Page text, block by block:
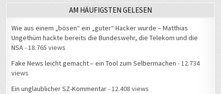
AM HÄUFIGSTEN GELESEN
Wie aus einem „bösen“ ein „guter“ Hacker wurde – Matthias
Ungethüm hackte bereits die Bundeswehr, die Telekom und die
NSA- 18.765 views
Fake News leicht gemacht – ein Tool zum Selbermachen - 12.734
views
Ein unglaublicher SZ-Kommentar- 12.408 views